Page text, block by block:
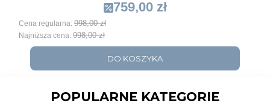
Cena promocyjna
759,00 zł
Cena regularna: 998,00 zł
Najniższa cena: 998,00 zł
DO KOSZYKA
POPULARNE KATEGORIE